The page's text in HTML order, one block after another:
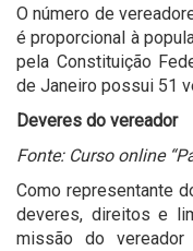
O número de
é proporcional à
pela Constituição
de Janeiro possui 51
Deveres do vereador
Fonte: Curso online
Como representante
deveres, direitos e
missão do